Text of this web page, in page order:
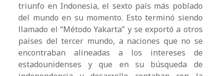
triunfo en Indonesia, el sexto país más poblado
del mundo en su momento. Esto terminó siendo
llamado el “Método Yakarta” y se exportó a otros
países del tercer mundo, a naciones que no se
encontraban alineadas a los intereses de
estadounidenses y que en su búsqueda de